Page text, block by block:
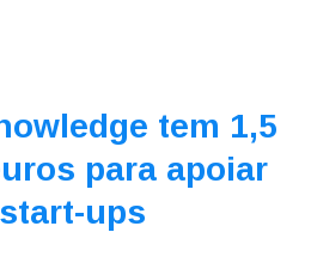
tem 1,5
para apoiar
ups